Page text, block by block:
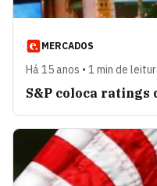
MERCADOS
Há 15 anos • 1 min de
S&P coloca ratings